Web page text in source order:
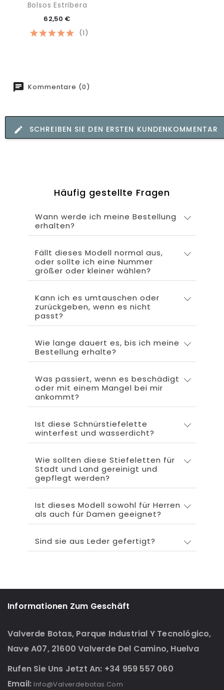
(1)
Bolsos Estribera
62,50 €
Kommentare (0)
SCHREIBEN SIE DEN ERSTEN KUNDENKOMMENTAR
Häufig gestellte Fragen
Wann werde ich meine Bestellung
erhalten?
Fällt dieses Modell normal aus,
oder sollte ich eine Nummer
größer oder kleiner wählen?
Kann ich es umtauschen oder
zurückgeben, wenn es nicht
passt?
Wie lange dauert es, bis ich meine
Bestellung erhalte?
Was passiert, wenn es beschädigt
oder mit einem Mangel bei mir
ankommt?
Ist diese Schnürstiefelette
winterfest und wasserdicht?
Wie sollten diese Stiefeletten für
Stadt und Land gereinigt und
gepflegt werden?
Ist dieses Modell sowohl für Herren
als auch für Damen geeignet?
Sind sie aus Leder gefertigt?
Informationen Zum Geschäft
Valverde Botas, Parque Industrial Y Tecnológico,
Nave A07, 21600 Valverde Del Camino, Huelva
Rufen Sie Uns Jetzt An: +34 959 557 060
Email: Info@valverdebotas.com